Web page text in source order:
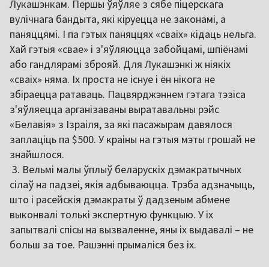
Лукашэнкам. Першы ўяўляе з сябе піцерскага
вулічнага бандыта, які кіруецца не законамі, а
паняццямі. І па гэтых паняццях «сваіх» кідаць нельга.
Хай гэтыя «свае» і з'яўляюцца забойцамі, шпіёнамі
або гандлярамі зброяй. Для Лукашэнкі ж ніякіх
«сваіх» няма. Іх проста не існуе і ён нікога не
збіраецца ратаваць. Пацвярджэннем гэтага тэзіса
з'яўляецца арганізаваны выратавальны рэйс
«Белавія» з Ізраіля, за які пасажырам давялося
заплаціць па $500. У краіны на гэтыя мэты грошай не
знайшлося.
3. Вельмі малы ўплыў беларускіх дэмакратычных
сілаў на падзеі, якія адбываюцца. Трэба адзначыць,
што і расейскія дэмакраты ў дадзеным абмене
выконвалі толькі экспертную функцыю. У іх
запытвалі спісы на вызваленне, яны іх выдавалі – не
больш за тое. Рашэнні прымаліся без іх.